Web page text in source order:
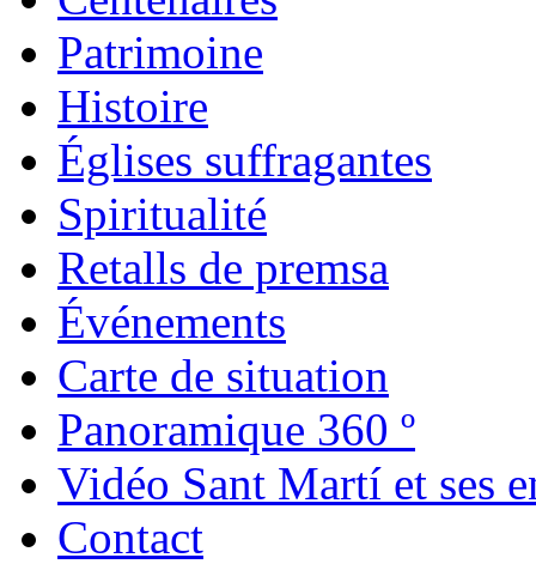
Patrimoine
Histoire
Églises suffragantes
Spiritualité
Retalls de premsa
Événements
Carte de situation
Panoramique 360 º
Vidéo Sant Martí et ses
Contact